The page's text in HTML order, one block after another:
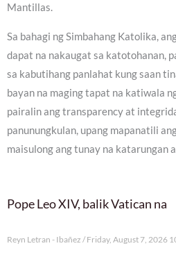
Mantillas.
Sa bahagi ng Simbahang Katolika,
dapat na nakaugat sa katotohanan,
sa kabutihang panlahat kung saan
bayan na maging tapat na katiwala
pairalin ang transparency at
panunungkulan, upang mapanatili
maisulong ang tunay na katarungan
Pope Leo XIV, balik Vatican na
Reyn Letran - Ibañez Friday, August 7, 2026